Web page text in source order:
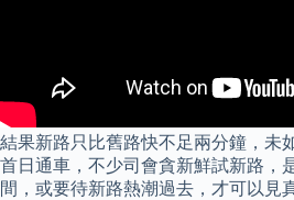
結果新路只比舊路快不足兩分鐘，未
首日通車，不少司會貪新鮮試新路，
間，或要待新路熱潮過去，才可以見